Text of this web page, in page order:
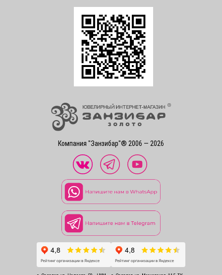
Компания "Занзибар"® 2006 — 2026